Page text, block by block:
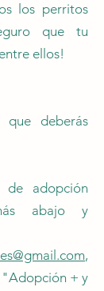
los perritos
que tu
ellos!
que deberás
de adopción
abajo y
,
"Adopción + y